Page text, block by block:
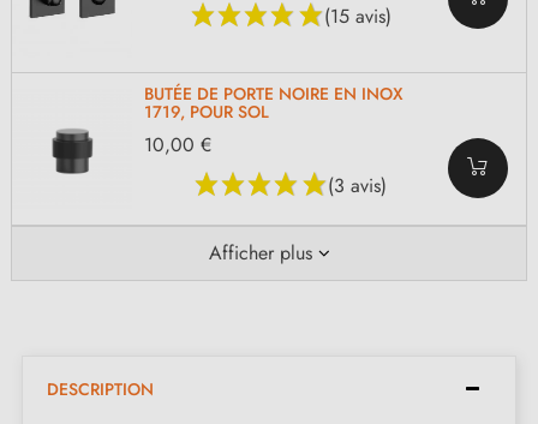
(15 avis)
BUTÉE DE PORTE NOIRE EN INOX
1719, POUR SOL
(3 avis)
10,00 €
Afficher plus
DESCRIPTION